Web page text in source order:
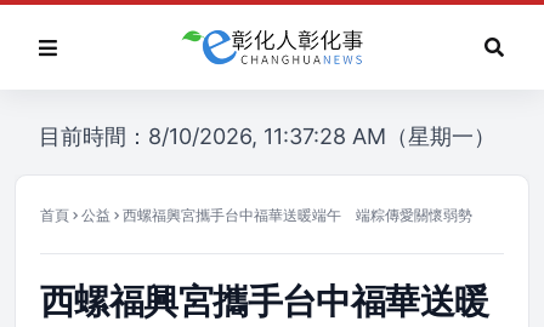
目前時間：8/10/2026, 11:37:28 AM（星期一）
首頁 公益 西螺福興宮攜手台中福華送暖端午 端粽傳愛關懷弱勢
西螺福興宮攜手台中福華送暖